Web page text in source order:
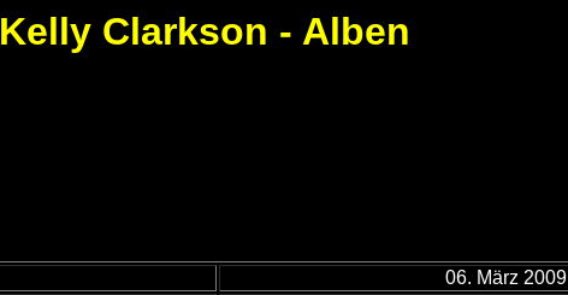
Kelly Clarkson - Alben
06. März 2009